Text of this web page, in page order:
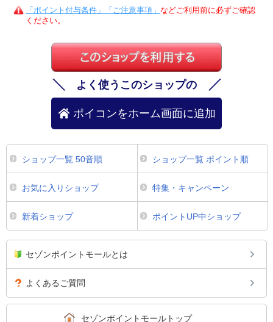
「ポイント付与条件」「ご注意事項」 などご利用前に必ずご確認
ください。
よく使うこのショップの
ポイコンをホーム画面に追加
ショップ一覧 50音順 ショップ一覧 ポイント順
お気に入りショップ 特集・キャンペーン
新着ショップ ポイントUP中ショップ
セゾンポイントモールとは
よくあるご質問
セゾンポイントモールトップ